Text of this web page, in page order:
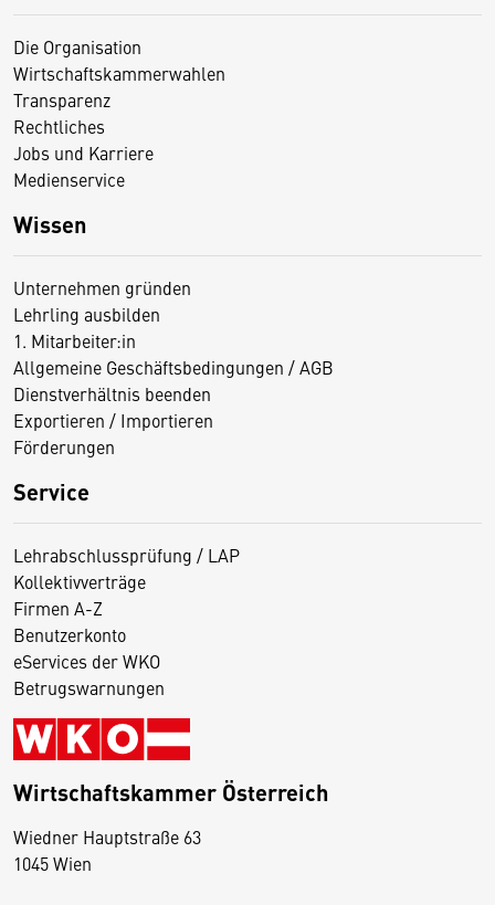
Die Organisation
Wirtschaftskammerwahlen
Transparenz
Rechtliches
Jobs und Karriere
Medienservice
Wissen
Unternehmen gründen
Lehrling ausbilden
1. Mitarbeiter:in
Allgemeine Geschäftsbedingungen / AGB
Dienstverhältnis beenden
Exportieren / Importieren
Förderungen
Service
Lehrabschlussprüfung / LAP
Kollektivverträge
Firmen A-Z
Benutzerkonto
eServices der WKO
Betrugswarnungen
Wirtschaftskammer Österreich
Wiedner Hauptstraße 63
1045 Wien
D